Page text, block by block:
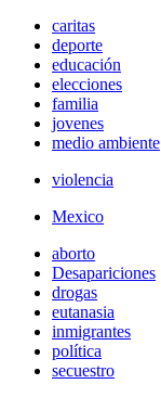
caritas
deporte
educación
elecciones
familia
jovenes
medio ambiente
violencia
Mexico
aborto
Desapariciones
drogas
eutanasia
inmigrantes
política
secuestro